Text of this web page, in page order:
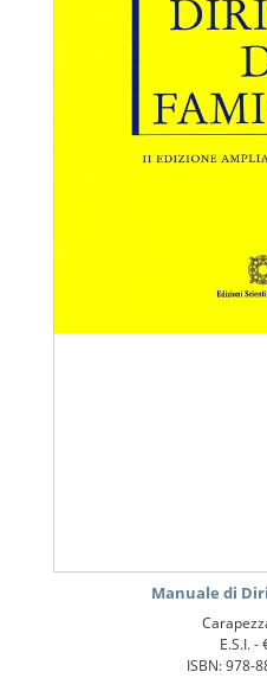
Manuale di
E.S.I. -
ISBN: 978-